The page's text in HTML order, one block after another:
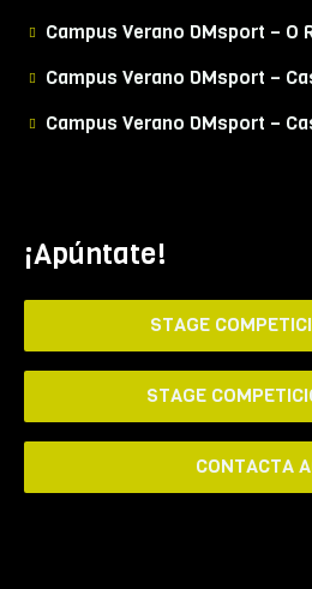
Campus Verano DMsport – O
Campus Verano DMsport –
Campus Verano DMsport –
¡Apúntate!
STAGE
STAGE
CONTACTA